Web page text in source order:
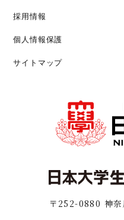
採用情報
個人情報保護
サイトマップ
〒252-0880 神奈